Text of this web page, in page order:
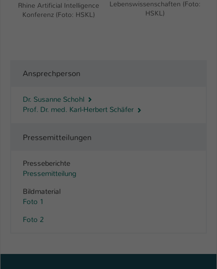
Rhine Artificial Intelligence
Konferenz (Foto: HSKL)
Lebenswissenschaften (Foto:
HSKL)
Ansprechperson
Dr. Susanne Schohl
Prof. Dr. med. Karl-Herbert Schäfer
Pressemitteilungen
Presseberichte
Pressemitteilung
Bildmaterial
Foto 1
Foto 2